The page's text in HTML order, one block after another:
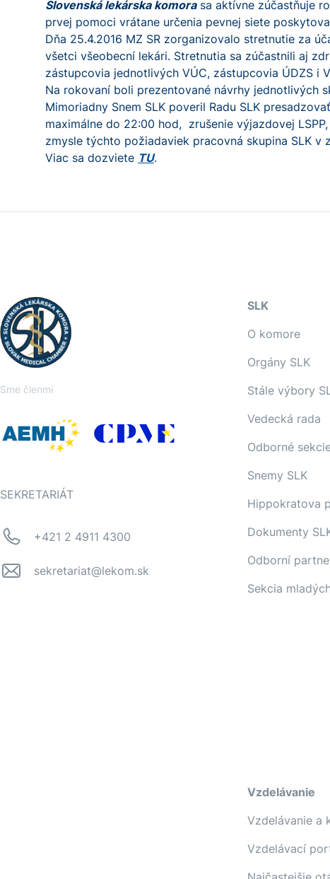
Slovenská lekárska komorasa aktívne zúčastňuje
prvej pomoci vrátane určenia pevnej siete
Dňa 25.4.2016 MZ SR zorganizovalo stretnutie za
všetci všeobecní lekári. Stretnutia sa zúčastnili aj
zástupcovia jednotlivých VÚC, zástupcovia ÚDZS i
Na rokovaní boli prezentované návrhy jednotlivých
Mimoriadny Snem SLK poveril Radu SLK
maximálne do 22:00 hod, zrušenie výjazdovej
zmysle týchto požiadaviek pracovná skupina SLK v
Viac sa dozviete TU.
Sme členmi
SEKRETARIÁT
+421 2 4911 4300
sekretariat@lekom.sk
SLK
O komore
Orgány SLK
Stále výbory
Vedecká rada
Odborné
Snemy SLK
Hippokratova
Dokumenty
Odborní
Sekcia
Vzdelávanie
Vzdelávanie a
Vzdelávací